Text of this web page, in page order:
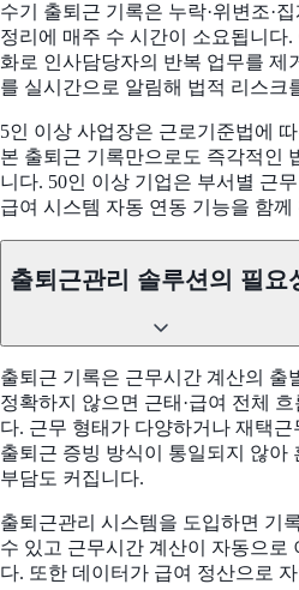
수기 출퇴근 기록은 누락·위변조·
정리에 매주 수 시간이 소요됩니다
화로 인사담당자의 반복 업무를 제
를 실시간으로 알림해 법적 리스크
5인 이상 사업장은 근로기준법에
본 출퇴근 기록만으로도 즉각적인
니다. 50인 이상 기업은 부서별 근
급여 시스템 자동 연동 기능을 함께
출퇴근관리 솔루션의 필요
출퇴근 기록은 근무시간 계산의 출
정확하지 않으면 근태·급여 전체
다. 근무 형태가 다양하거나 재택
출퇴근 증빙 방식이 통일되지 않아
부담도 커집니다.
출퇴근관리 시스템을 도입하면 기
수 있고 근무시간 계산이 자동으로
다. 또한 데이터가 급여 정산으로